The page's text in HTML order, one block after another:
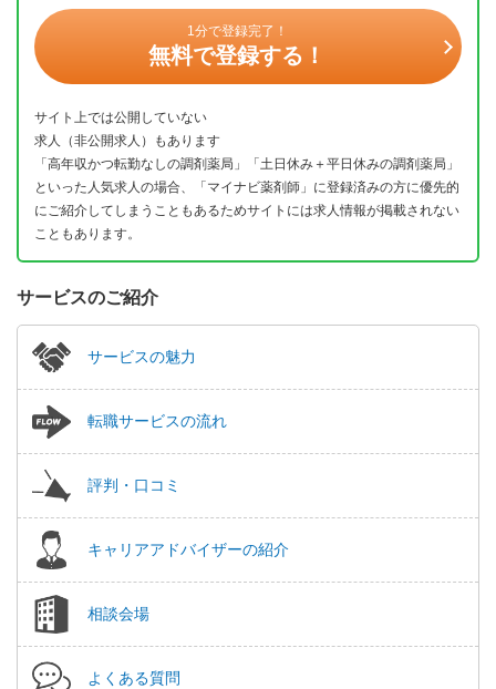
1分で登録完了！
無料で登録する！
サイト上では公開していない
求人（非公開求人）もあります
「高年収かつ転勤なしの調剤薬局」「土日休み＋平日休みの調剤薬局」
といった人気求人の場合、「マイナビ薬剤師」に登録済みの方に優先的
にご紹介してしまうこともあるためサイトには求人情報が掲載されない
こともあります。
サービスのご紹介
サービスの魅力
転職サービスの流れ
評判・口コミ
キャリアアドバイザーの紹介
相談会場
よくある質問